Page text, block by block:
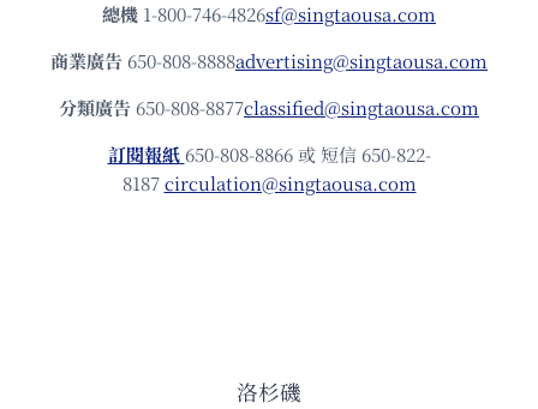
總機 1-800-746-4826sf@singtaousa.com
商業廣告 650-808-8888advertising@singtaousa.com
分類廣告 650-808-8877classified@singtaousa.com
訂閱報紙 650-808-8866 或 短信 650-822-
8187circulation@singtaousa.com
洛杉磯